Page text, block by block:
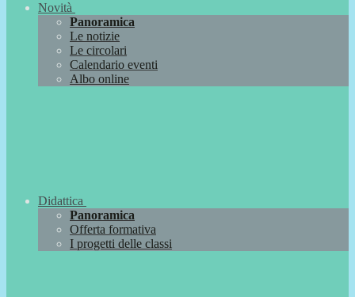
Novità
Panoramica
Le notizie
Le circolari
Calendario eventi
Albo online
Didattica
Panoramica
Offerta formativa
I progetti delle classi